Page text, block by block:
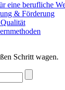
eine berufliche
& Förderung
Schritt wagen.